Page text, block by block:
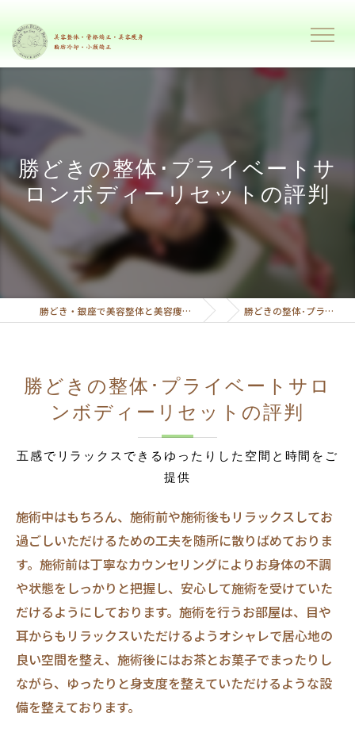
勝どきの整体･プライベートサ
ロンボディーリセットの評判
勝どき・銀座で美容整体と美容痩身で理想のボディーへ導くプライベートサロンボディーリセット 勝どきの整体･プライベートサロンボディーリセットの評判
五感でリラックスできるゆったりした空間と時間をご
提供
勝どきの整体･プライベートサロ
ンボディーリセットの評判
施術中はもちろん、施術前や施術後もリラックスしてお
過ごしいただけるための工夫を随所に散りばめておりま
す。施術前は丁寧なカウンセリングによりお身体の不調
や状態をしっかりと把握し、安心して施術を受けていた
だけるようにしております。施術を行うお部屋は、目や
耳からもリラックスいただけるようオシャレで居心地の
良い空間を整え、施術後にはお茶とお菓子でまったりし
ながら、ゆったりと身支度を整えていただけるような設
備を整えております。